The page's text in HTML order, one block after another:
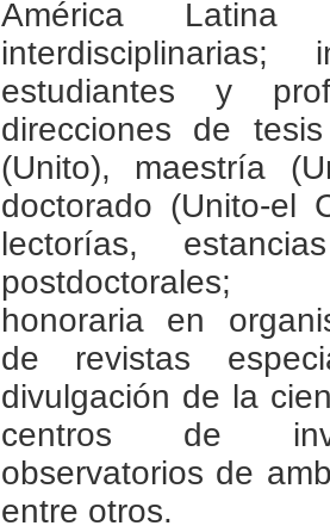
América Latina
interdisciplinarias;
estudiantes y
direcciones de
(Unito), maestría
doctorado (Unito-el
lectorías,
postdoctorales;
honoraria en
de revistas
divulgación de la
centros de
observatorios de
entre otros.